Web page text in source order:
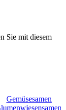
Sie mit diesem
Gemüsesamen